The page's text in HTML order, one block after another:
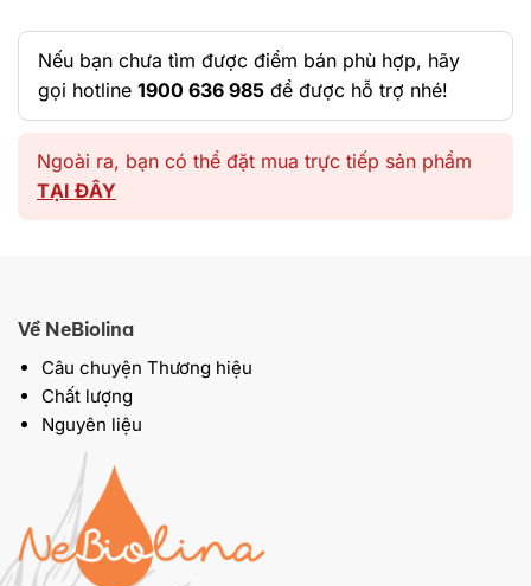
Nếu bạn chưa tìm được điểm bán phù hợp, hãy
gọi hotline 1900 636 985 để được hỗ trợ nhé!
Ngoài ra, bạn có thể đặt mua trực tiếp sản phẩm
TẠI ĐÂY
Về NeBiolina
Câu chuyện Thương hiệu
Chất lượng
Nguyên liệu